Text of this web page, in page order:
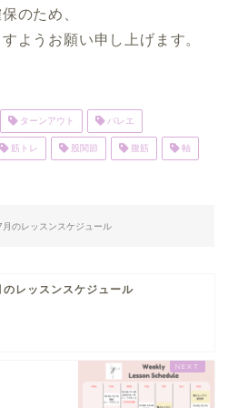
のため、
ようお願い申し上げます。
ターンアウト バレエ
筋トレ 股関節 腹筋 軸
月のレッスンスケジュール
のレッスンスケジュール